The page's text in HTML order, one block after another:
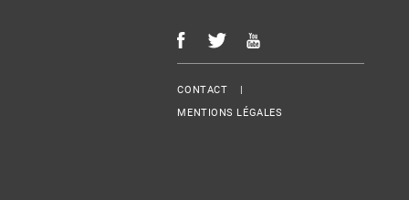
Menu Footer
CONTACT
MENTIONS LÉGALES